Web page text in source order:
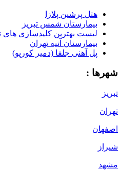
هتل پرشین پلازا
بیمارستان شمس تبریز
لیست بهترین کلیدسازی های
بیمارستان آتیه تهران
پل آهنی جلفا (دمیر کورپو)
شهرها :
تبریز
تهران
اصفهان
شیراز
مشهد